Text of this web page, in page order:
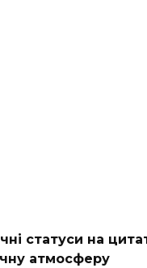
статуси на
атмосферу